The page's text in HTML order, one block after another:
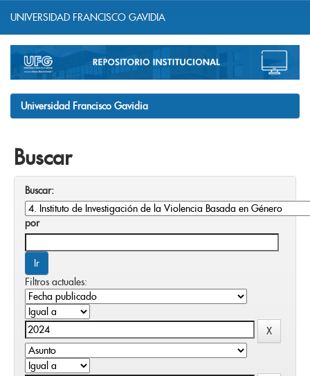
navigation
UNIVERSIDAD FRANCISCO GAVIDIA
Universidad Francisco Gavidia
Buscar
Buscar:
por
Filtros actuales: